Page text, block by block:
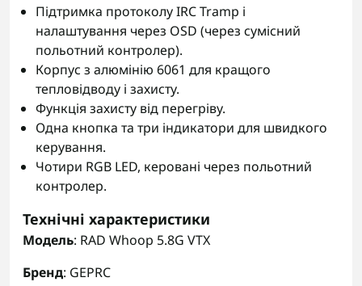
Підтримка протоколу IRC Tramp і
налаштування через OSD (через сумісний
польотний контролер).
Корпус з алюмінію 6061 для кращого
тепловідводу і захисту.
Функція захисту від перегріву.
Одна кнопка та три індикатори для швидкого
керування.
Чотири RGB LED, керовані через польотний
контролер.
Технічні характеристики
Модель: RAD Whoop 5.8G VTX
Бренд: GEPRC